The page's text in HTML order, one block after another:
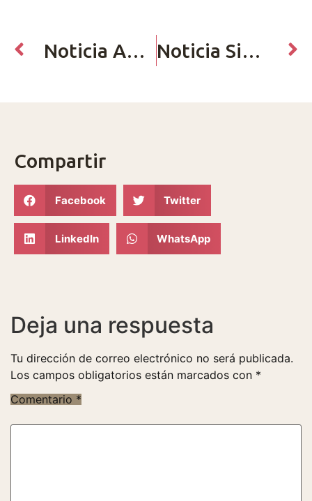
Noticia Anterior Noticia Siguiente
Compartir
Facebook Twitter
LinkedIn WhatsApp
Deja una respuesta
Tu dirección de correo electrónico no será publicada.
Los campos obligatorios están marcados con *
Comentario *